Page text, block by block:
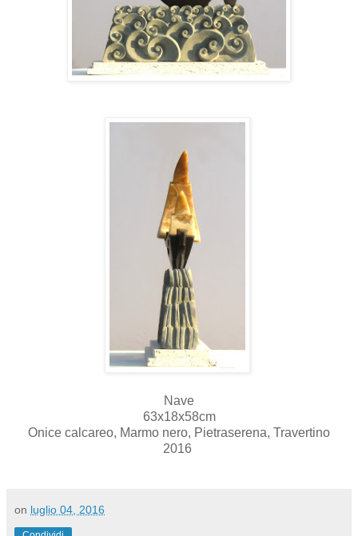
Nave
63x18x58cm
Onice calcareo, Marmo nero, Pietraserena, Travertino
2016
on luglio 04, 2016